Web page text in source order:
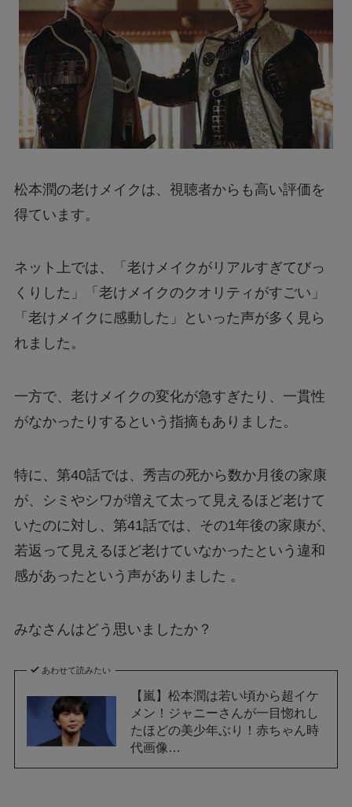
松本潤の老けメイクは、視聴者からも高い評価を
得ています。
ネット上では、「老けメイクがリアルすぎてびっ
くりした」「老けメイクのクオリティがすごい」
「老けメイクに感動した」といった声が多く見ら
れました。
一方で、老けメイクの変化が急すぎたり、一貫性
がなかったりするという指摘もありました。
特に、第40話では、秀吉の死から数か月後の家康
が、シミやシワが増えて太って見えるほど老けて
いたのに対し、第41話では、その1年後の家康が、
若返って見えるほど老けていなかったという違和
感があったという声がありました 。
みなさんはどう思いましたか？
あわせて読みたい
【嵐】松本潤は若い頃から超イケ
メン！ジャニーさんが一目惚れし
たほどの美少年ぶり！赤ちゃん時
代画像…